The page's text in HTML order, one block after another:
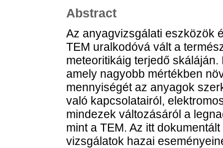
Abstract
Az anyagvizsgálati eszközök
TEM uralkodóvá vált a
meteoritikáig terjedő
amely nagyobb mértékben
mennyiségét az anyagok
való kapcsolatairól,
mindezek változásáról a
mint a TEM. Az itt
vizsgálatok hazai